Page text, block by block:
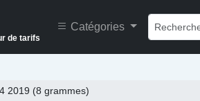
de tarifs
Catégories
2019 (8 grammes)